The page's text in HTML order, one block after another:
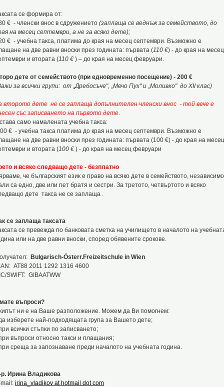
се формира от:
€ - членски внос в сдружението (заплаща се веднъж за семейството, до
на месец септември, а не за всяко дете);
€ - учебна такса, платима до края на месец септември. Възможно е
на две равни вноски през годината: първата (110 €) - до края на месец
и втората (110 € ) – до края на месец февруари.
дете от семейството (при едновременно посещение) - 200 €
за всички групи: от „Дребосъче", „Мечо Пух" и „Моливко" до XII клас)
второто дете не се заплаща допълнителен членски внос - той вече е
със записването на първото дете.
само намалената учебна такса:
€ - учебна такса платима до края на месец септември. Възможно е
на две равни вноски през годината: първата (100 €) - до края на месец
и втората (100 € ) - до края на месец февруари
и всяко следващо дете - безплатно
че българският език е право на всяко дете в семейството, независимо
са едно, две или пет братя и сестри. За третото, четвъртото и всяко
дете такса не се заплаща .
се заплаща таксата
се превежда по банковата сметка на училището в началото на
или на две равни вноски, според обявените срокове.
Bulgarisch-Österr.Freizeitschule in Wien
AT88 2011 1292 1316 4600
SWIFT: GIBAATWW
въпроси?
ни е на Ваше разположение. Можем да Ви помогнем:
изберете най-подходящата група за Вашето дете;
всички стъпки по записването;
въпроси относно такси и плащания;
среща за запознаване преди началото на учебната година.
Ирина Владикова
irina_vladikov at hotmail dot com